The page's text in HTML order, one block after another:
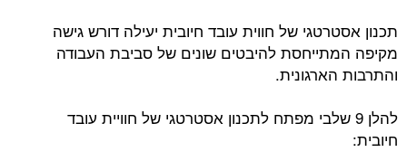
תכנון אסטרטגי של חווית עובד חיובית יעילה דורש גישה
מקיפה המתייחסת להיבטים שונים של סביבת העבודה
והתרבות הארגונית.
להלן 9 שלבי מפתח לתכנון אסטרטגי של חוויית עובד
חיובית: